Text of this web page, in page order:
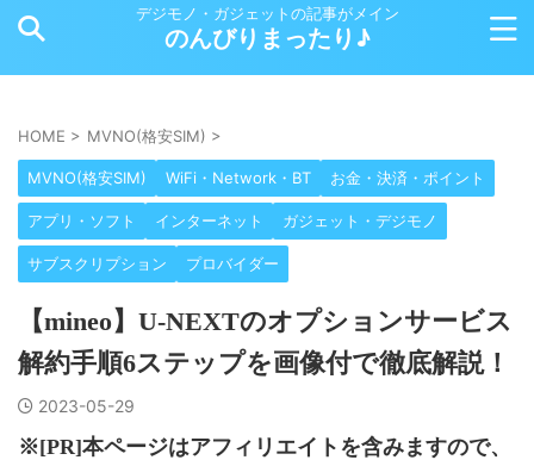
デジモノ・ガジェットの記事がメイン
のんびりまったり♪
HOME > MVNO(格安SIM) >
MVNO(格安SIM) WiFi・Network・BT お金・決済・ポイント
アプリ・ソフト インターネット ガジェット・デジモノ
サブスクリプション プロバイダー
【mineo】U-NEXTのオプションサービス
解約手順6ステップを画像付で徹底解説！
2023-05-29
※[PR]本ページはアフィリエイトを含みますので、